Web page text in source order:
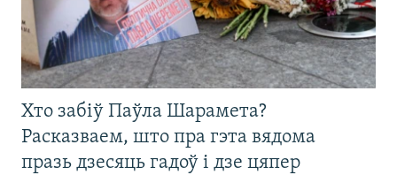
Хто забіў Паўла Шарамета?
Расказваем, што пра гэта вядома
празь дзесяць гадоў і дзе цяпер